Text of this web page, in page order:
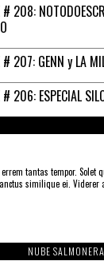
# 208:
# 207: GENN y LA
206: ESPECIAL
tantas tempor.
similique ei. Viderer
NUBE SALMONERA